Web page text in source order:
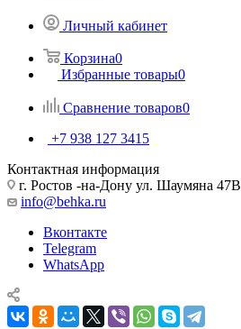
Личный кабинет
Корзина0
Избранные товары0
Сравнение товаров0
+7 938 127 3415
Контактная информация
г. Ростов -на-Дону ул. Шаумяна 47В
info@behka.ru
Вконтакте
Telegram
WhatsApp